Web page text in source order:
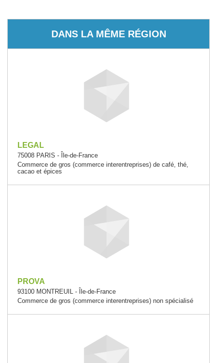
DANS LA MÊME RÉGION
LEGAL
75008 PARIS - Île-de-France
Commerce de gros (commerce interentreprises) de café, thé,
cacao et épices
PROVA
93100 MONTREUIL - Île-de-France
Commerce de gros (commerce interentreprises) non spécialisé